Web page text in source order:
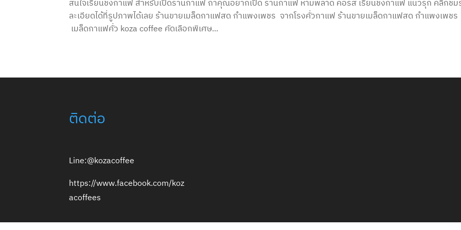
สนใจเรียนชงกาแฟ สำหรับเปิดร้านกาแฟ ถ้าคุณอยากเปิด ร้านกาแฟ ห้ามพลาด คอร์ส เรียนชงกาแฟ แนวรุก คลิกชม
ละเอียดได้ที่รูปภาพได้เลย ร้านขายเมล็ดกาแฟสด กำแพงเพชร จากโรงคั่วกาแฟ ร้านขายเมล็ดกาแฟสด กำแพงเพชร
เมล็ดกาแฟคั่ว koza coffee คัดเลือกพิเศษ...
ติดต่อ
Line:@kozacoffee
https://www.facebook.com/koz
acoffees